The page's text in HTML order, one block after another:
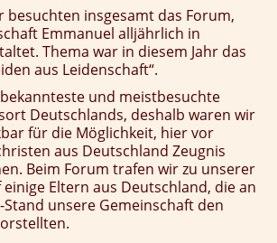
besuchten insgesamt das Forum,
Emmanuel alljährlich in
Thema war in diesem Jahr das
aus Leidenschaft“.
und meistbesuchte
Deutschlands, deshalb waren wir
für die Möglichkeit, hier vor
aus Deutschland Zeugnis
Beim Forum trafen wir zu unserer
Eltern aus Deutschland, die an
Stand unsere Gemeinschaft den